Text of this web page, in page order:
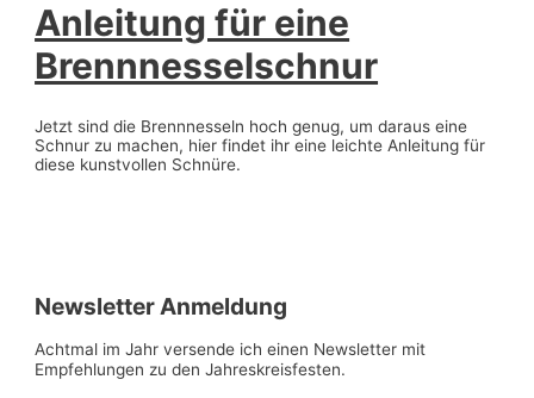
Anleitung für eine
Brennnesselschnur
Jetzt sind die Brennnesseln hoch genug, um daraus eine
Schnur zu machen, hier findet ihr eine leichte Anleitung für
diese kunstvollen Schnüre.
Newsletter Anmeldung
Achtmal im Jahr versende ich einen Newsletter mit
Empfehlungen zu den Jahreskreisfesten.